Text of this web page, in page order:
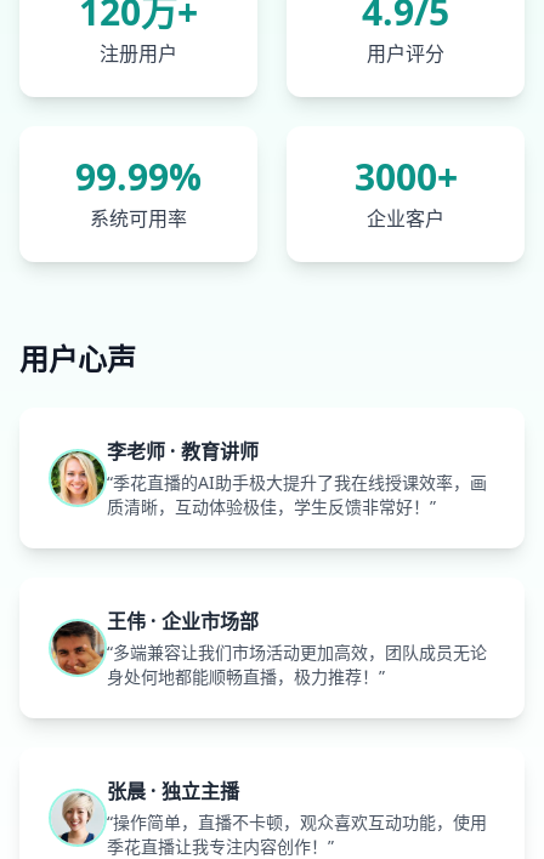
120万+
注册用户
4.9/5
用户评分
99.99%
系统可用率
3000+
企业客户
用户心声
李老师 · 教育讲师
“季花直播的AI助手极大提升了我在线授课效率，画
质清晰，互动体验极佳，学生反馈非常好！”
王伟 · 企业市场部
“多端兼容让我们市场活动更加高效，团队成员无论
身处何地都能顺畅直播，极力推荐！”
张晨 · 独立主播
“操作简单，直播不卡顿，观众喜欢互动功能，使用
季花直播让我专注内容创作！”